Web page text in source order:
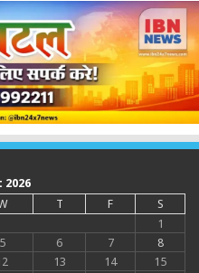
2026
T F
S
1
5 6 7
8
13 14
15